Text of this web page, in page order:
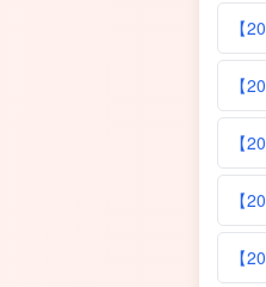
【
【
【
【
【